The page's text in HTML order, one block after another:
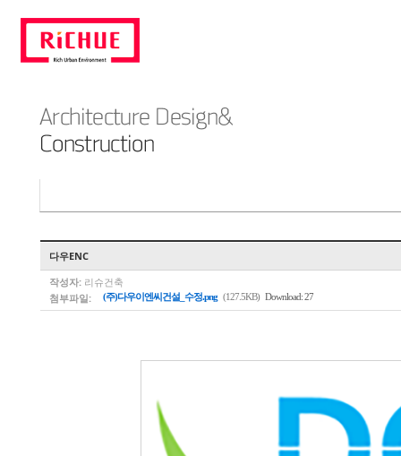
다우ENC
작성자: 리슈건축
첨부파일:
(주)다우이엔씨건설_수정.png (127.5KB) Download: 27